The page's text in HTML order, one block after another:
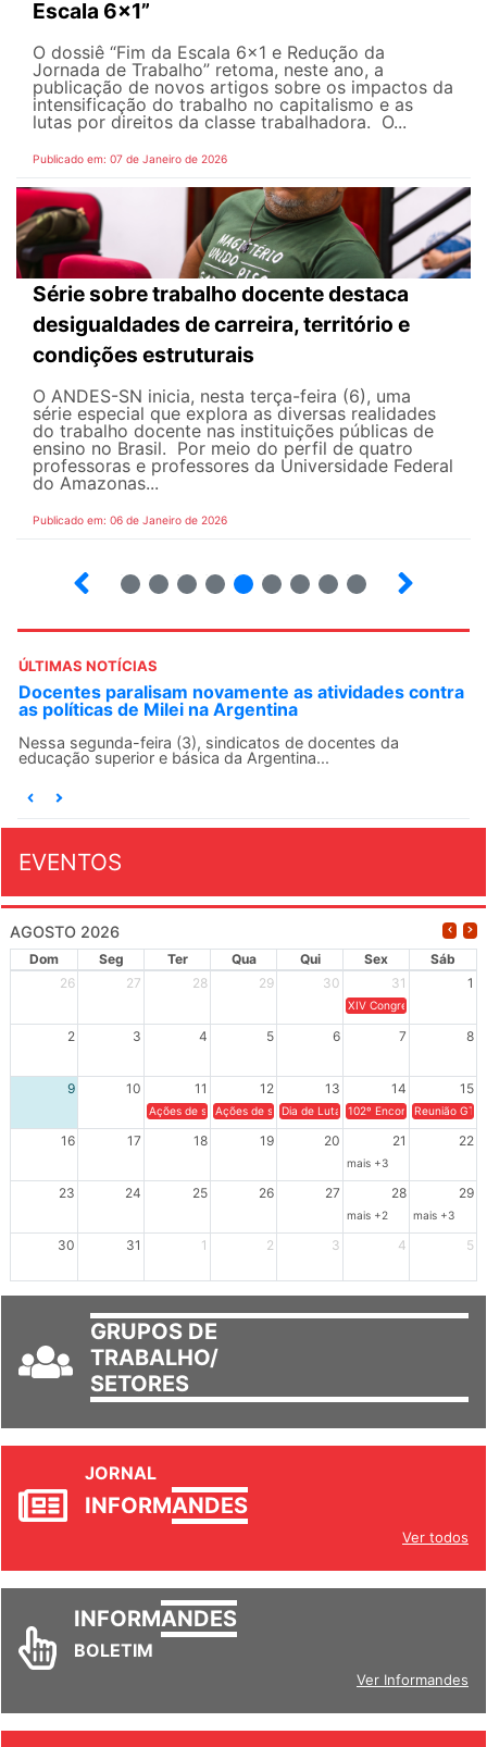
Escala 6×1”
O dossiê “Fim da Escala 6×1 e Redução da
Jornada de Trabalho” retoma, neste ano, a
publicação de novos artigos sobre os impactos da
intensificação do trabalho no capitalismo e as
lutas por direitos da classe trabalhadora. O...
Publicado em: 07 de Janeiro de 2026
Série sobre trabalho docente destaca
desigualdades de carreira, território e
condições estruturais
O ANDES-SN inicia, nesta terça-feira (6), uma
série especial que explora as diversas realidades
do trabalho docente nas instituições públicas de
ensino no Brasil. Por meio do perfil de quatro
professoras e professores da Universidade Federal
do Amazonas...
Publicado em: 06 de Janeiro de 2026
ÚLTIMAS NOTÍCIAS
Docentes paralisam novamente as atividades contra
as políticas de Milei na Argentina
Nessa segunda-feira (3), sindicatos de docentes da
educação superior e básica da Argentina...
EVENTOS
AGOSTO 2026
Dom Seg Ter Qua Qui Sex
Sáb
26
27 28 29 30 31 1
XIV Congresso Brasileiro
2 3 4 5 6 7 8
9 10 11 12 13 14 15
Ações de solidariedade a Cuba no Rio Grande do Sul - 100
Ações de solidariedade a Cuba no Rio Grande do
Dia de Luta em Defesa de Cuba e da
102º Encontro da
Reunião
16 17 18 19 20 21 22
mais +3
23 24 25 26 27 28 29
mais +2 mais +3
30 31 1 2 3 4 5
GRUPOS DE
TRABALHO/
SETORES
JORNAL
INFORMANDES
Ver todos
INFORMANDES
BOLETIM
Ver Informandes